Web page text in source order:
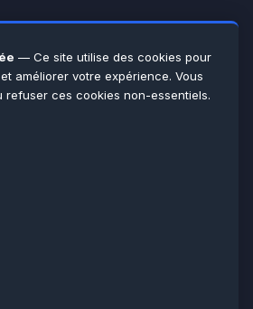
— Ce site utilise des cookies pour
améliorer votre expérience. Vous
refuser ces cookies non-essentiels.